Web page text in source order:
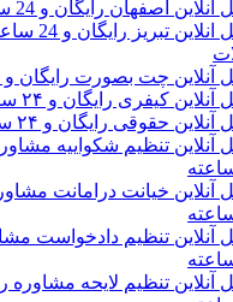
اصفهان رایگان و 24 ساعته
تبریز رایگان و 24 ساعته
چت بصورت رایگان و ۲۴ ساعته
کیفری رایگان و ۲۴ ساعته
حقوقی رایگان و ۲۴ ساعته
تنظیم شکواییه مشاوره
خیانت درامانت مشاوره
تنظیم دادخواست مشاوره
تنظیم لایحه مشاوره رایگان